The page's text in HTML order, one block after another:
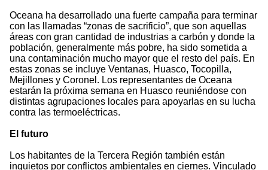
Oceana ha desarrollado una fuerte campaña para terminar
con las llamadas “zonas de sacrificio”, que son aquellas
áreas con gran cantidad de industrias a carbón y donde la
población, generalmente más pobre, ha sido sometida a
una contaminación mucho mayor que el resto del país. En
estas zonas se incluye Ventanas, Huasco, Tocopilla,
Mejillones y Coronel. Los representantes de Oceana
estarán la próxima semana en Huasco reuniéndose con
distintas agrupaciones locales para apoyarlas en su lucha
contra las termoeléctricas.
El futuro
Los habitantes de la Tercera Región también están
inquietos por conflictos ambientales en ciernes. Vinculado